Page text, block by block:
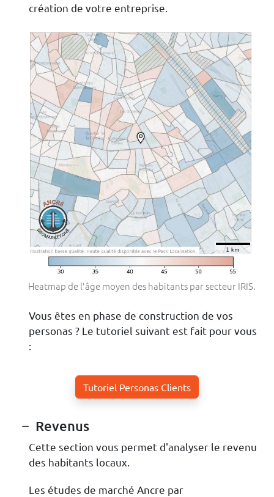
création de votre entreprise.
Heatmap de l'âge moyen des habitants par secteur IRIS.
Vous êtes en phase de construction de vos
personas ? Le tutoriel suivant est fait pour vous
:
Tutoriel Personas Clients
Revenus
Cette section vous permet d'analyser le revenu
des habitants locaux.
Les études de marché Ancre par